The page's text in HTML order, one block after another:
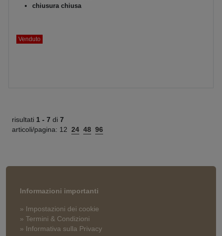
chiusura chiusa
Venduto
risultati 1 - 7 di 7
articoli/pagina: 12 24 48 96
Informazioni importanti
» Impostazioni dei cookie
» Termini & Condizioni
» Informativa sulla Privacy